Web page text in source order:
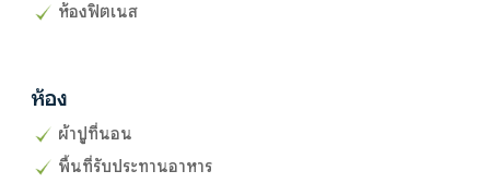
ห้องฟิตเนส
ห้อง
ผ้าปูที่นอน
พื้นที่รับประทานอาหาร